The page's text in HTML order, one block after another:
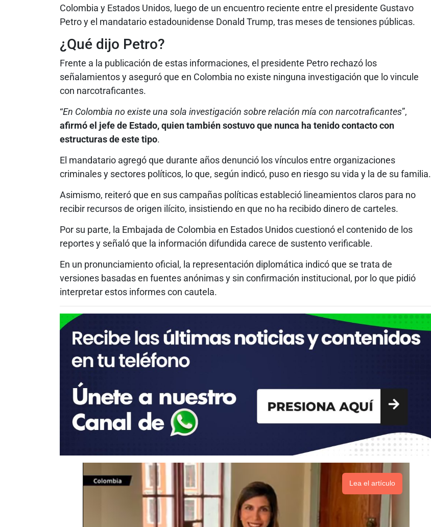
Colombia y Estados Unidos, luego de un encuentro reciente entre el presidente Gustavo
Petro y el mandatario estadounidense Donald Trump, tras meses de tensiones públicas.
¿Qué dijo Petro?
Frente a la publicación de estas informaciones, el presidente Petro rechazó los
señalamientos y aseguró que en Colombia no existe ninguna investigación que lo vincule
con narcotraficantes.
“En Colombia no existe una sola investigación sobre relación mía con narcotraficantes”,
afirmó el jefe de Estado, quien también sostuvo que nunca ha tenido contacto con
estructuras de este tipo.
El mandatario agregó que durante años denunció los vínculos entre organizaciones
criminales y sectores políticos, lo que, según indicó, puso en riesgo su vida y la de su familia.
Asimismo, reiteró que en sus campañas políticas estableció lineamientos claros para no
recibir recursos de origen ilícito, insistiendo en que no ha recibido dinero de carteles.
Por su parte, la Embajada de Colombia en Estados Unidos cuestionó el contenido de los
reportes y señaló que la información difundida carece de sustento verificable.
En un pronunciamiento oficial, la representación diplomática indicó que se trata de
versiones basadas en fuentes anónimas y sin confirmación institucional, por lo que pidió
interpretar estos informes con cautela.
Lea el artículo